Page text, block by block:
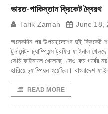
ভারত-পাকিস্তান ক্রিকেট দ্বৈরথ
Tarik Zaman June 18,
অনেকদিন পর উপমহাদেশের দুই
টুর্নামেন্ট- চ্যাম্পিয়ন্স ট্রফির ফাইনাল
সেমি ফাইনালে খেলেছে- সেও কম গর্বের
হারিয়ে চ্যাম্পিয়ন হয়েছিল। বাংলাদেশ
READ MORE